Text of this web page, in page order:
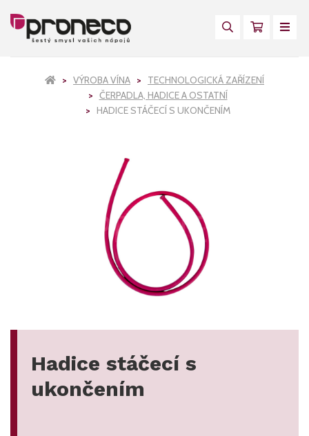
VÝROBA VÍNA
TECHNOLOGICKÁ ZAŘÍZENÍ
ČERPADLA, HADICE A OSTATNÍ
HADICE STÁČECÍ S UKONČENÍM
Hadice stáčecí s
ukončením